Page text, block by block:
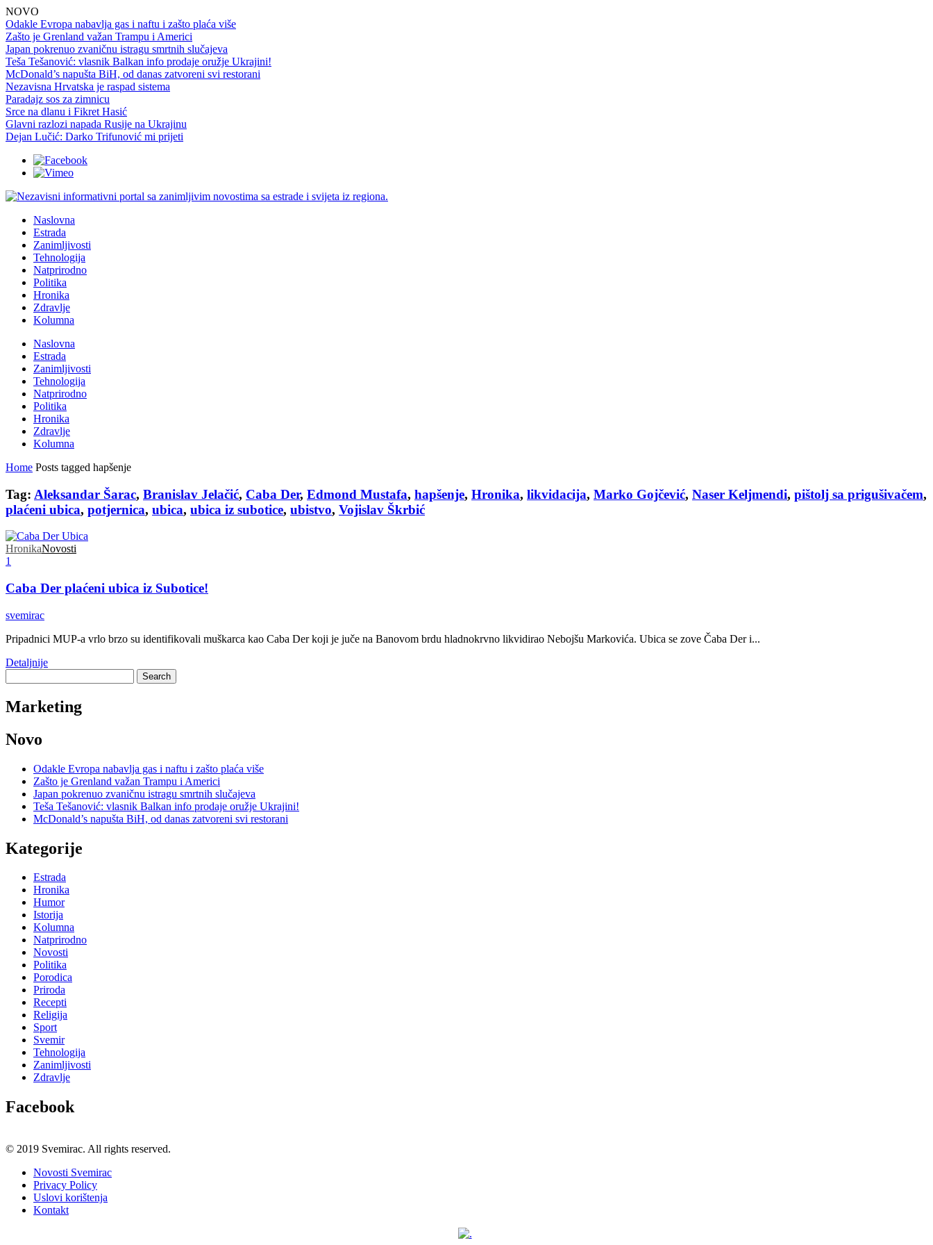
NOVO
Odakle Evropa nabavlja gas i naftu i zašto plaća više
Zašto je Grenland važan Trampu i Americi
Japan pokrenuo zvaničnu istragu smrtnih slučajeva
Teša Tešanović: vlasnik Balkan info prodaje oružje Ukrajini!
McDonald’s napušta BiH, od danas zatvoreni svi restorani
Nezavisna Hrvatska je raspad sistema
Paradajz sos za zimnicu
Srce na dlanu i Fikret Hasić
Glavni razlozi napada Rusije na Ukrajinu
Dejan Lučić: Darko Trifunović mi prijeti
Naslovna
Estrada
Zanimljivosti
Tehnologija
Natprirodno
Politika
Hronika
Zdravlje
Kolumna
Naslovna
Estrada
Zanimljivosti
Tehnologija
Natprirodno
Politika
Hronika
Zdravlje
Kolumna
Home Posts tagged hapšenje
Tag: Aleksandar Šarac, Branislav Jelačić, Caba Der, Edmond Mustafa, hapšenje, Hronika, likvidacija, Marko Gojčević, Naser Keljmendi, pištolj sa prigušivačem,
plaćeni ubica, potjernica, ubica, ubica iz subotice, ubistvo, Vojislav Škrbić
HronikaNovosti
1
Caba Der plaćeni ubica iz Subotice!
svemirac
Pripadnici MUP-a vrlo brzo su identifikovali muškarca kao Caba Der koji je juče na Banovom brdu hladnokrvno likvidirao Nebojšu Markovića. Ubica se zove Čaba Der i...
Detaljnije
for:
Marketing
Novo
Odakle Evropa nabavlja gas i naftu i zašto plaća više
Zašto je Grenland važan Trampu i Americi
Japan pokrenuo zvaničnu istragu smrtnih slučajeva
Teša Tešanović: vlasnik Balkan info prodaje oružje Ukrajini!
McDonald’s napušta BiH, od danas zatvoreni svi restorani
Kategorije
Estrada
Hronika
Humor
Istorija
Kolumna
Natprirodno
Novosti
Politika
Porodica
Priroda
Recepti
Religija
Sport
Svemir
Tehnologija
Zanimljivosti
Zdravlje
Facebook
© 2019 Svemirac. All rights reserved.
Novosti Svemirac
Privacy Policy
Uslovi korištenja
Kontakt